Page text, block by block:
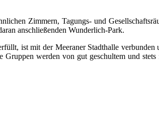
Zimmern, Tagungs- und
anschließenden Wunderlich-Park.
ist mit der Meeraner Stadthalle verbunden
werden von gut geschultem und